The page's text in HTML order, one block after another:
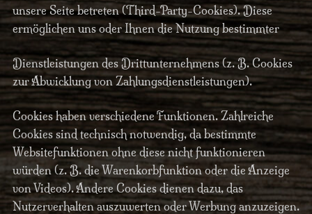
unsere Seite betreten (Third-Party-Cookies). Diese
ermöglichen uns oder Ihnen die Nutzung bestimmter
Dienstleistungen des Drittunternehmens (z. B. Cookies
zur Abwicklung von Zahlungsdienstleistungen).
Cookies haben verschiedene Funktionen. Zahlreiche
Cookies sind technisch notwendig, da bestimmte
Websitefunktionen ohne diese nicht funktionieren
würden (z. B. die Warenkorbfunktion oder die Anzeige
von Videos). Andere Cookies dienen dazu, das
Nutzerverhalten auszuwerten oder Werbung anzuzeigen.